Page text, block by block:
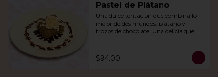
Pastel de Plátano
Una dulce tentación que combina lo
mejor de dos mundos: plátano y
trozos de chocolate. Una delicia que
$94.00